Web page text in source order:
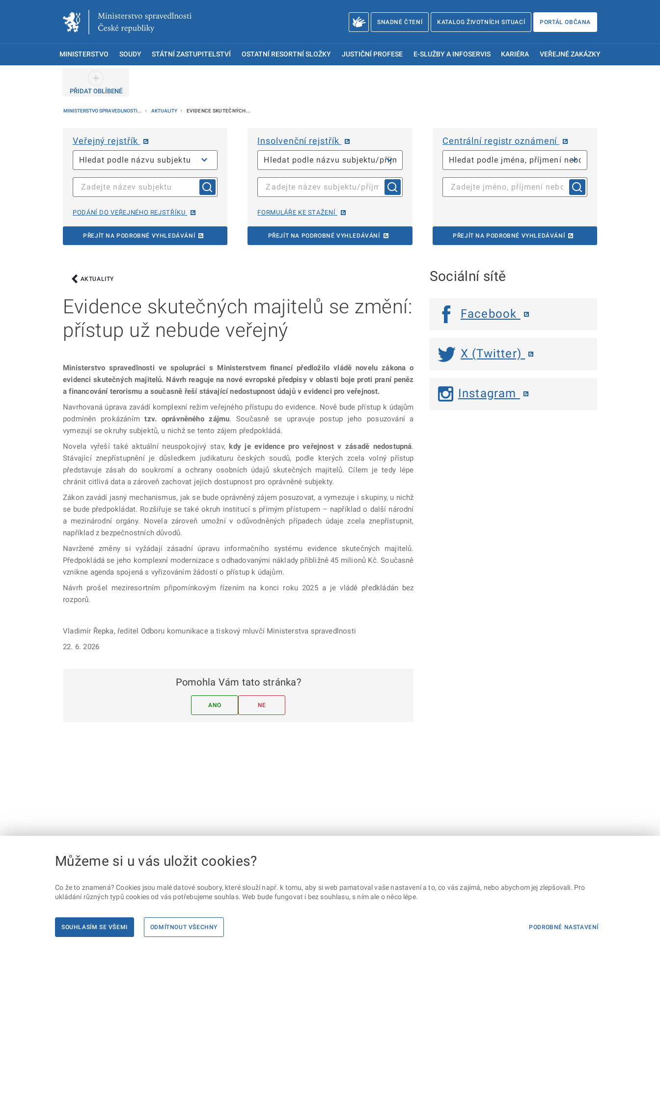
SNADNÉ ČTENÍ KATALOG ŽIVOTNÍCH SITUACÍ PORTÁL OBČANA
MINISTERSTVO SOUDY STÁTNÍ ZASTUPITELSTVÍ OSTATNÍ RESORTNÍ SLOŽKY JUSTIČNÍ PROFESE E-SLUŽBY A INFOSERVIS KARIÉRA VEŘEJNÉ ZAKÁZKY
PŘIDAT OBLÍBENÉ
MINISTERSTVO SPRAVEDLNOSTI... AKTUALITY EVIDENCE SKUTEČNÝCH...
Veřejný rejstřík
PODÁNÍ DO VEŘEJNÉHO REJSTŘÍKU
PŘEJÍT NA PODROBNÉ VYHLEDÁVÁNÍ
Insolvenční rejstřík
FORMULÁŘE KE STAŽENÍ
PŘEJÍT NA PODROBNÉ VYHLEDÁVÁNÍ
Centrální registr oznámení
PŘEJÍT NA PODROBNÉ VYHLEDÁVÁNÍ
AKTUALITY
Evidence skutečných majitelů se změní:
přístup už nebude veřejný
Ministerstvo spravedlnosti ve spolupráci s Ministerstvem financí předložilo vládě novelu zákona o
evidenci skutečných majitelů. Návrh reaguje na nové evropské předpisy v oblasti boje proti praní peněz
a financování terorismu a současně řeší stávající nedostupnost údajů v evidenci pro veřejnost.
Navrhovaná úprava zavádí komplexní režim veřejného přístupu do evidence. Nově bude přístup k údajům
podmíněn prokázánímtzv. oprávněného zájmu. Současně se upravuje postup jeho posuzování a
vymezují se okruhy subjektů, u nichž se tento zájem předpokládá.
Novela vyřeší také aktuální neuspokojivý stav, kdy je evidence pro veřejnost v zásadě nedostupná.
Stávající znepřístupnění je důsledkem judikaturu českých soudů, podle kterých zcela volný přístup
představuje zásah do soukromí a ochrany osobních údajů skutečných majitelů. Cílem je tedy lépe
chránit citlivá data a zároveň zachovat jejich dostupnost pro oprávněné subjekty.
Zákon zavádí jasný mechanismus, jak se bude oprávněný zájem posuzovat, a vymezuje i skupiny, u nichž
se bude předpokládat. Rozšiřuje se také okruh institucí s přímým přístupem – například o další národní
a mezinárodní orgány. Novela zároveň umožní v odůvodněných případech údaje zcela znepřístupnit,
například z bezpečnostních důvodů.
Navržené změny si vyžádají zásadní úpravu informačního systému evidence skutečných majitelů.
Předpokládá se jeho komplexní modernizace s odhadovanými náklady přibližně 45 milionů Kč. Současně
vznikne agenda spojená s vyřizováním žádostí o přístup k údajům.
Návrh prošel meziresortním připomínkovým řízením na konci roku 2025 a je vládě předkládán bez
rozporů.
Vladimír Řepka, ředitel Odboru komunikace a tiskový mluvčí Ministerstva spravedlnosti
22. 6. 2026
Pomohla Vám tato stránka?
ANO NE
Sociální sítě
Facebook
X (Twitter)
Instagram
Můžeme si u vás uložit cookies?
Co že to znamená? Cookies jsou malé datové soubory, které slouží např. k tomu, aby si web pamatoval vaše nastavení a to, co vás zajímá, nebo abychom jej zlepšovali. Pro
ukládání různých typů cookies od vás potřebujeme souhlas. Web bude fungovat i bez souhlasu, s ním ale o něco lépe.
SOUHLASÍM SE VŠEMI ODMÍTNOUT VŠECHNY PODROBNÉ NASTAVENÍ